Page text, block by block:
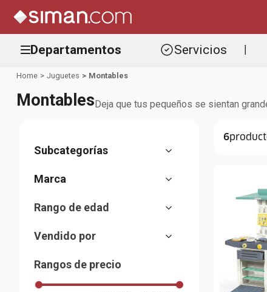
Departamentos Servicios
Juguetes Montables
MontablesDeja que tus pequeños se sientan
Dolu
Cat
Rango de edad
2-5 años
Vendido por
Rangos de precio
6